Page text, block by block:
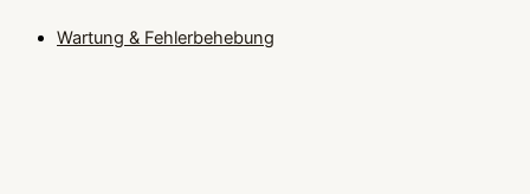
Wartung & Fehlerbehebung